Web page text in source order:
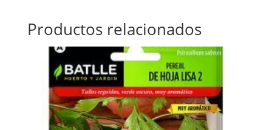
Productos relacionados